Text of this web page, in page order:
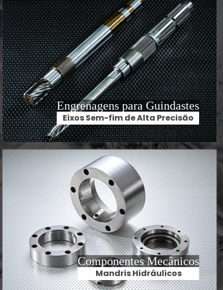
Engrenagens para Guindastes
Eixos Sem-fim de Alta Precisão
Componentes Mecânicos
Mandris Hidráulicos